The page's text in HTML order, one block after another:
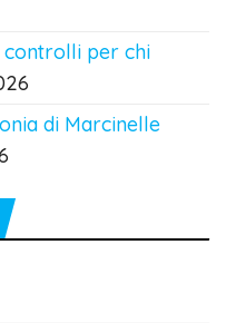
controlli per chi
di Marcinelle